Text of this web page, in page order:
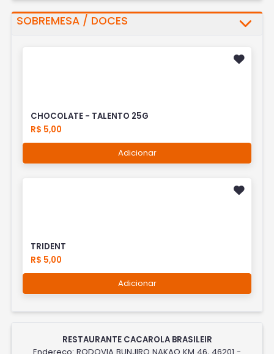
SOBREMESA / DOCES
CHOCOLATE - TALENTO 25G
R$ 5,00
Adicionar
TRIDENT
R$ 5,00
Adicionar
RESTAURANTE CACAROLA BRASILEIR